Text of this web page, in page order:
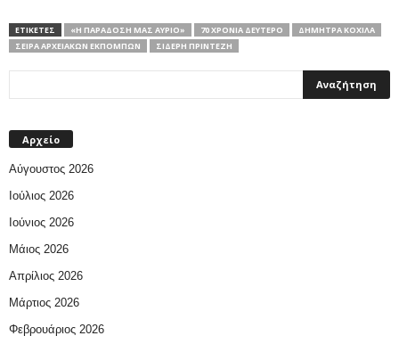
ΕΤΙΚΕΤΕΣ «Η ΠΑΡΆΔΟΣΉ ΜΑΣ ΑΎΡΙΟ» 70 ΧΡΌΝΙΑ ΔΕΎΤΕΡΟ
ΔΉΜΗΤΡΑ ΚΌΧΙΛΑ
ΣΕΙΡΆ ΑΡΧΕΙΑΚΏΝ ΕΚΠΟΜΠΏΝ
ΣΙΔΕΡΉ ΠΡΊΝΤΕΖΗ
Αρχείο
Αύγουστος 2026
Ιούλιος 2026
Ιούνιος 2026
Μάιος 2026
Απρίλιος 2026
Μάρτιος 2026
Φεβρουάριος 2026